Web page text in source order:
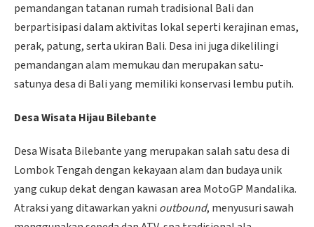
pemandangan tatanan rumah tradisional Bali dan
berpartisipasi dalam aktivitas lokal seperti kerajinan emas,
perak, patung, serta ukiran Bali. Desa ini juga dikelilingi
pemandangan alam memukau dan merupakan satu-
satunya desa di Bali yang memiliki konservasi lembu putih.
Desa Wisata Hijau Bilebante
Desa Wisata Bilebante yang merupakan salah satu desa di
Lombok Tengah dengan kekayaan alam dan budaya unik
yang cukup dekat dengan kawasan area MotoGP Mandalika.
Atraksi yang ditawarkan yakni outbound, menyusuri sawah